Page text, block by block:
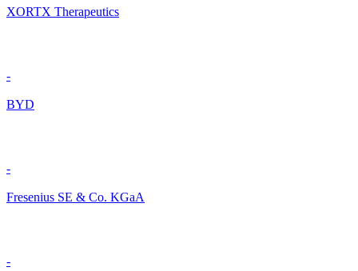
XORTX Therapeutics
-
BYD
-
Fresenius SE & Co. KGaA
-